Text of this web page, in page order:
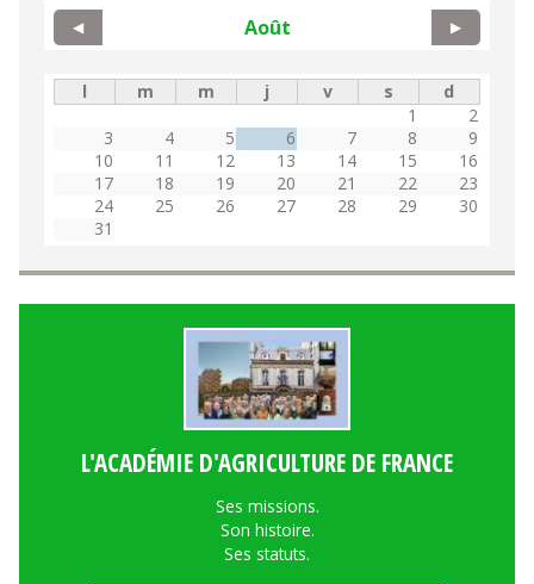
Août
◀ ▶
l m m j v s
d
1
2
3
4 5 6 7 8
9
10
11 12 13 14 15
16
17
18 19 20 21 22
23
24
25 26 27 28 29
30
31
L'ACADÉMIE D'AGRICULTURE DE FRANCE
Ses missions.
Son histoire.
Ses statuts.